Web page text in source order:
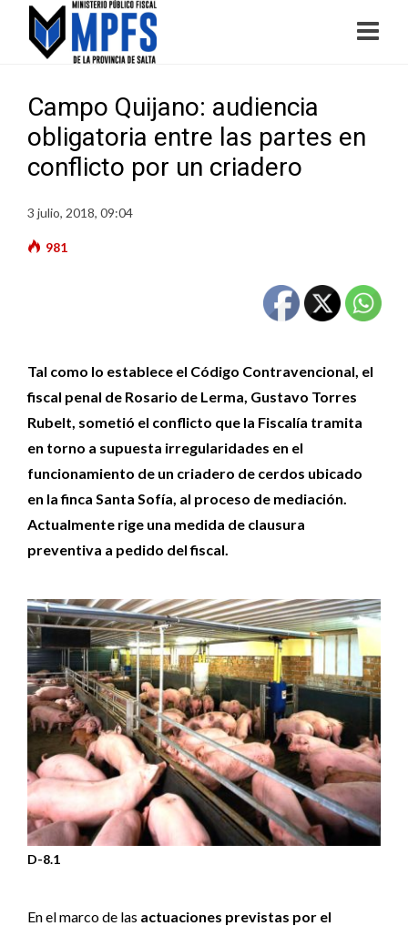
Campo Quijano: audiencia
obligatoria entre las partes en
conflicto por un criadero
3 julio, 2018, 09:04
981
Tal como lo establece el Código Contravencional, el
fiscal penal de Rosario de Lerma, Gustavo Torres
Rubelt, sometió el conflicto que la Fiscalía tramita
en torno a supuesta irregularidades en el
funcionamiento de un criadero de cerdos ubicado
en la finca Santa Sofía, al proceso de mediación.
Actualmente rige una medida de clausura
preventiva a pedido del fiscal.
D-8.1
En el marco de las actuaciones previstas por el